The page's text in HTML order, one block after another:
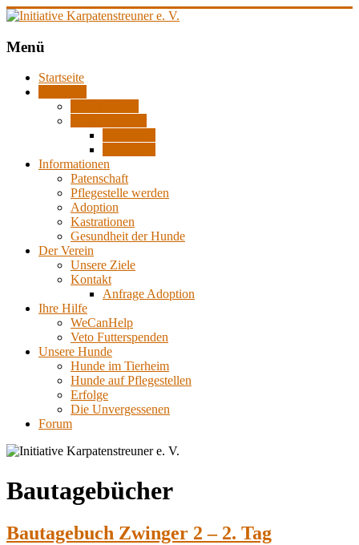
Zum
springen
Initiative
Tierschutz
Menü
Startseite
Informationen
Patenschaft
Pflegestelle werden
Adoption
Kastrationen
Gesundheit der Hunde
Der Verein
Unsere Ziele
Kontakt
Anfrage Adoption
Ihre Hilfe
WeCanHelp
Veto Futterspenden
Unsere Hunde
Hunde im Tierheim
Hunde auf Pflegestellen
Erfolge
Die Unvergessenen
Forum
Bautagebücher
Bautagebuch Zwinger 2 – 2. Tag